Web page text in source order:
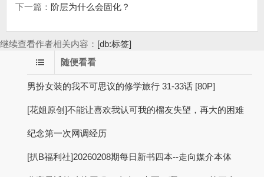
下一篇： 阶层为什么会固化？
继续查看作者相关内容： [db:标签]
随便看看
男扮女装的我不可思议的修学旅行 31-33话 [80P]
[花姐原创]不能让喜欢我认可我的榴友失望，再大的困难
纪念第一次网调经历
[扒B福利社]20260208期每日新书四本--走向媒介本体